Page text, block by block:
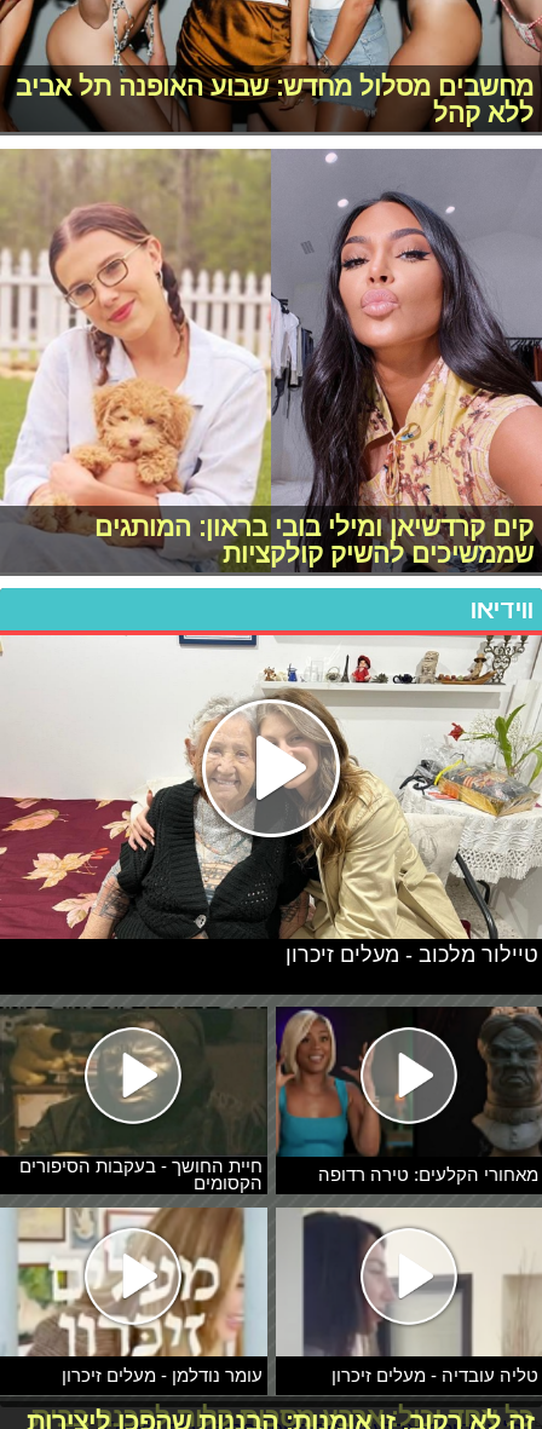
מחשבים מסלול מחדש: שבוע האופנה תל אביב
ללא קהל
קים קרדשיאן ומילי בובי בראון: המותגים
שממשיכים להשיק קולקציות
ווידיאו
מאחורי הקלעים: טירה רדופה
חיית החושך - בעקבות הסיפורים
הקסומים
טליה עובדיה - מעלים זיכרון עומר נודלמן - מעלים זיכרון
טיילור מלכוב - מעלים זיכרון
כל אחד יכול: ארבע מסכות קלות להכנה בבית
זה לא רקוב, זו אומנות: הבננות שהפכו ליצירות